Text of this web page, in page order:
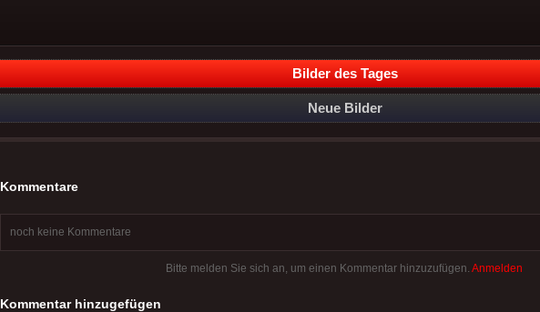
Bilder des Tages
Neue Bilder
Kommentare
noch keine Kommentare
Bitte melden Sie sich an, um einen Kommentar hinzuzufügen. Anmelden
Kommentar hinzugefügen